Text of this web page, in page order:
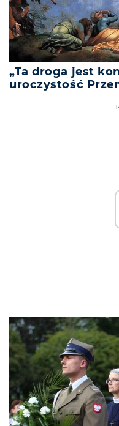
„Ta droga jest
uroczystość